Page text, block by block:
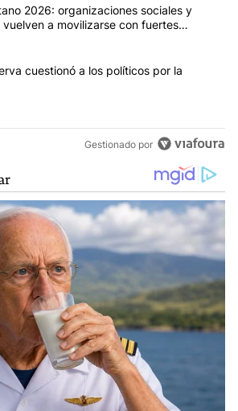
con el título "San Cayetano 2026:
2026: organizaciones sociales y
a movilizarse con fuertes
Gobierno
con el título "García Cuerva cuestionó
cuestionó a los políticos por la
Gestionado por